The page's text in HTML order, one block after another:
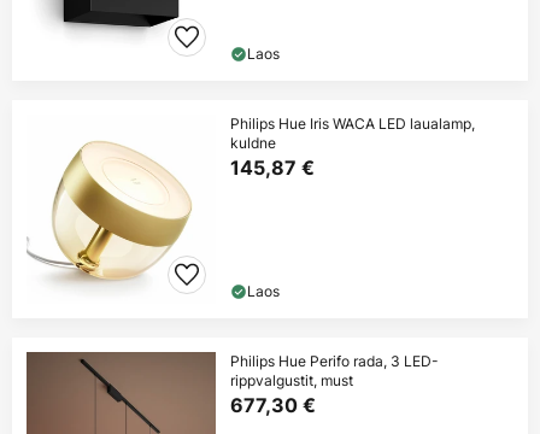
Laos
Philips Hue Iris WACA LED laualamp,
kuldne
145,87 €
Laos
Philips Hue Perifo rada, 3 LED-
rippvalgustit, must
677,30 €